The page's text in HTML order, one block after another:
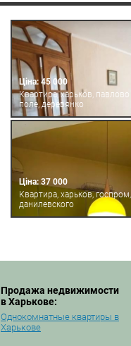
Ціна: 45 000
Квартира, харьков, павлово
поле, деревянко
Ціна: 37 000
Квартира, харьков, госпром,
данилевского
Продажа недвижимости
в Харькове:
Однокомнатные квартиры в
Харькове